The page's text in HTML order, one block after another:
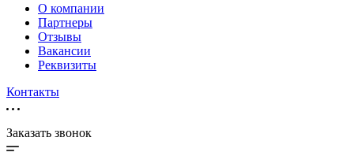
О компании
Партнеры
Отзывы
Вакансии
Реквизиты
Контакты
Заказать звонок